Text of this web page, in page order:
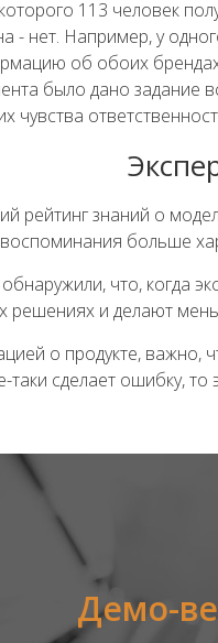
113 человек
нет. Например, у
об обоих
было дано задание
чувства
рейтинг знаний о
больше
что, когда
решениях и делают
о продукте,
сделает ошибку,
Демо-